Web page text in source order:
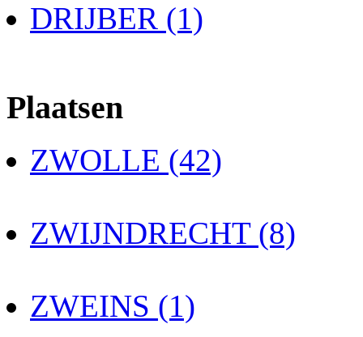
DRIJBER (1)
Plaatsen
ZWOLLE (42)
ZWIJNDRECHT (8)
ZWEINS (1)